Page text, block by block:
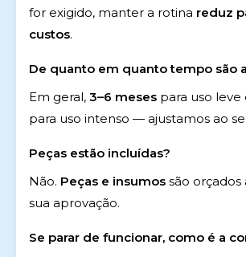
for exigido, manter a rotina reduz
custos.
De quanto em quanto tempo são
Em geral, 3–6 meses para uso leve
para uso intenso — ajustamos ao
Peças estão incluídas?
Não. Peças e insumos são
sua aprovação.
Se parar de funcionar, como é a